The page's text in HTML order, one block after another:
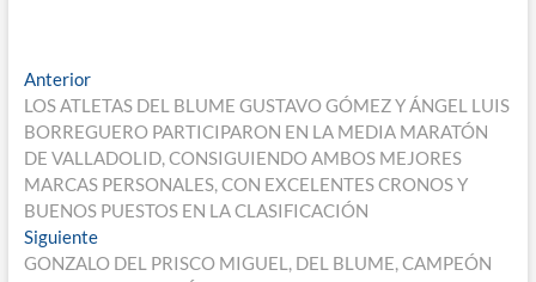
Navegación
de
entradas
AnteriorEntrada
anterior:
LOS ATLETAS DEL BLUME GUSTAVO GÓMEZ Y ÁNGEL LUIS
BORREGUERO PARTICIPARON EN LA MEDIA MARATÓN
DE VALLADOLID, CONSIGUIENDO AMBOS MEJORES
MARCAS PERSONALES, CON EXCELENTES CRONOS Y
BUENOS PUESTOS EN LA CLASIFICACIÓN
SiguienteEntrada
siguiente:
GONZALO DEL PRISCO MIGUEL, DEL BLUME, CAMPEÓN